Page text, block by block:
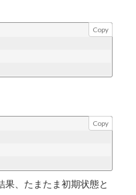
Copy
Copy
果、たまたま初期状態と